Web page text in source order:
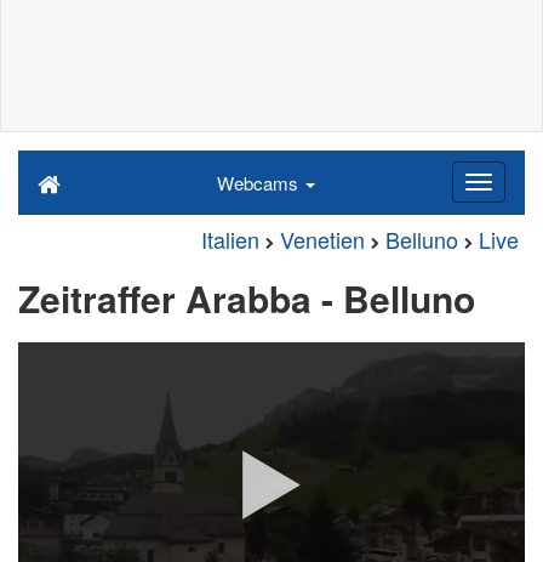
Webcams
Italien Venetien Belluno Live
Zeitraffer Arabba - Belluno